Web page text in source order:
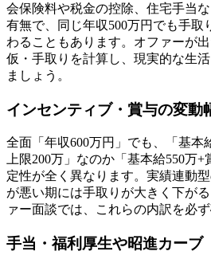
会保険料や税金の控除、住宅手当
有無で、同じ年収500万円でも手取
わることもあります。オファーが
仮・手取りを計算し、現実的な生
ましょう。
インセンティブ・賞与の変動
全面「年収600万円」でも、「基本
上限200万」なのか「基本給550万
定性が全く異なります。実績連動
が悪い期には手取りが大きく下が
ァー面談では、これらの内訳を必ず
手当・福利厚生や昭進カーブ